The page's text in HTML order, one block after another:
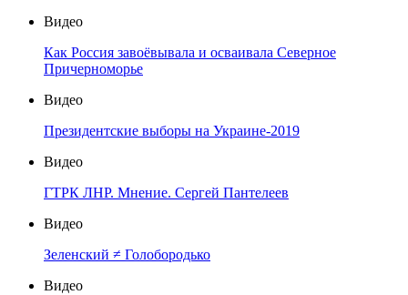
Видео
Как Россия завоёвывала и осваивала Северное
Причерноморье
Видео
Президентские выборы на Украине-2019
Видео
ГТРК ЛНР. Мнение. Сергей Пантелеев
Видео
Зеленский ≠ Голобородько
Видео